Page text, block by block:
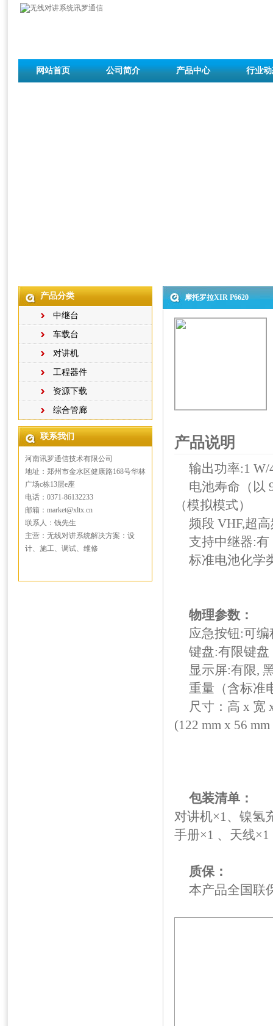
网站首页 公司简介 产品中心 行业
产品分类
中继台
车载台
对讲机
工程器件
资源下载
综合管廊
联系我们
河南讯罗通信技术有限公司
地址：郑州市金水区健康路168号华林
广场c栋13层e座
电话：0371-86132233
邮箱：market@xltx.cn
联系人：钱先生
主营：无线对讲系统解决方案：设
计、施工、调试、维修
摩托罗拉XIR P6620
产品说明
输出功率:1 W/
电池寿命（以
（模拟模式）
频段 VHF,超
支持中继器:有
标准电池化学
物理参数：
应急按钮:可编
键盘:有限键盘
显示屏:有限,
重量（含标准
尺寸：高 x 宽
(122 mm x 56
包装清单：
对讲机×1、镍氢
手册×1 、天线×1
质保：
本产品全国联